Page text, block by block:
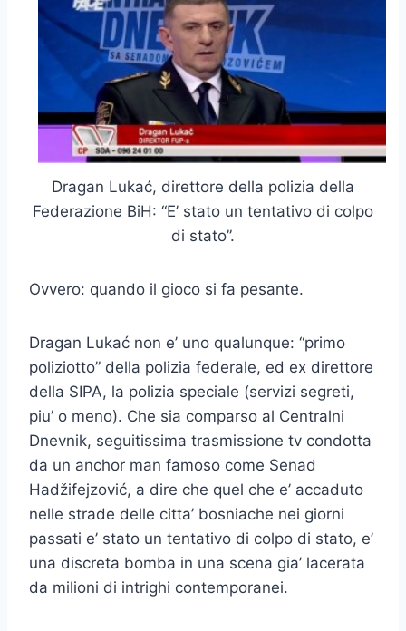
Dragan Lukać, direttore della polizia della
Federazione BiH: “E’ stato un tentativo di colpo
di stato”.
Ovvero: quando il gioco si fa pesante.
Dragan Lukać non e’ uno qualunque: “primo
poliziotto” della polizia federale, ed ex direttore
della SIPA, la polizia speciale (servizi segreti,
piu’ o meno). Che sia comparso al Centralni
Dnevnik, seguitissima trasmissione tv condotta
da un anchor man famoso come Senad
Hadžifejzović, a dire che quel che e’ accaduto
nelle strade delle citta’ bosniache nei giorni
passati e’ stato un tentativo di colpo di stato, e’
una discreta bomba in una scena gia’ lacerata
da milioni di intrighi contemporanei.